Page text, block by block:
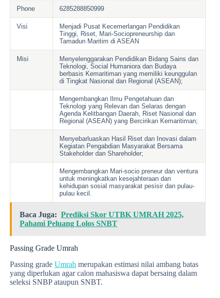
Phone 6285288850999
Visi
Menjadi Pusat Kecemerlangan Pendidikan
Tinggi, Riset, Mari-Sociopreneurship dan
Tamadun Maritim di ASEAN
Misi
Menyelenggarakan Pendidikan Bidang Sains dan
Teknologi, Social Humaniora dan Budaya
berbasis Kemaritiman yang memiliki keunggulan
di Tingkat Nasional dan Regional (ASEAN);
Mengembangkan Ilmu Pengetahuan dan
Teknologi yang Relevan dan Selaras dengan
Agenda Kelitbangan Daerah, Riset Nasional dan
Regional (ASEAN) yang Bercirikan Kemaritiman;
Menyebarluaskan Hasil Riset dan Inovasi dalam
Kegiatan Pengabdian Masyarakat Bersama
Stakeholder dan Shareholder;
Mengembangkan Mari-socio preneur dan ventura
untuk meningkatkan kesejahteraan dan
kehidupan sosial masyarakat pesisir dan pulau-
pulau kecil.
Baca Juga: Prediksi Skor UTBK UMRAH 2025,
Pahami Peluang Lolos SNBT
Passing Grade Umrah
Passing grade Umrah merupakan estimasi nilai ambang batas
yang diperlukan agar calon mahasiswa dapat bersaing dalam
seleksi SNBP ataupun SNBT.